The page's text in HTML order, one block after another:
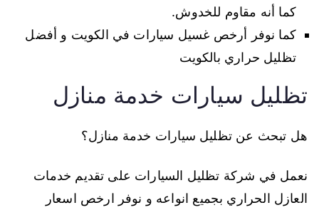
كما أنه مقاوم للخدوش.
كما نوفر أرخص غسيل سيارات في الكويت و أفضل
تظليل حراري بالكويت
تظليل سيارات خدمة منازل
هل تبحث عن تظليل سيارات خدمة منازل؟
نعمل في شركة تظليل السيارات على تقديم خدمات
العازل الحراري بجميع انواعه و نوفر ارخص اسعار